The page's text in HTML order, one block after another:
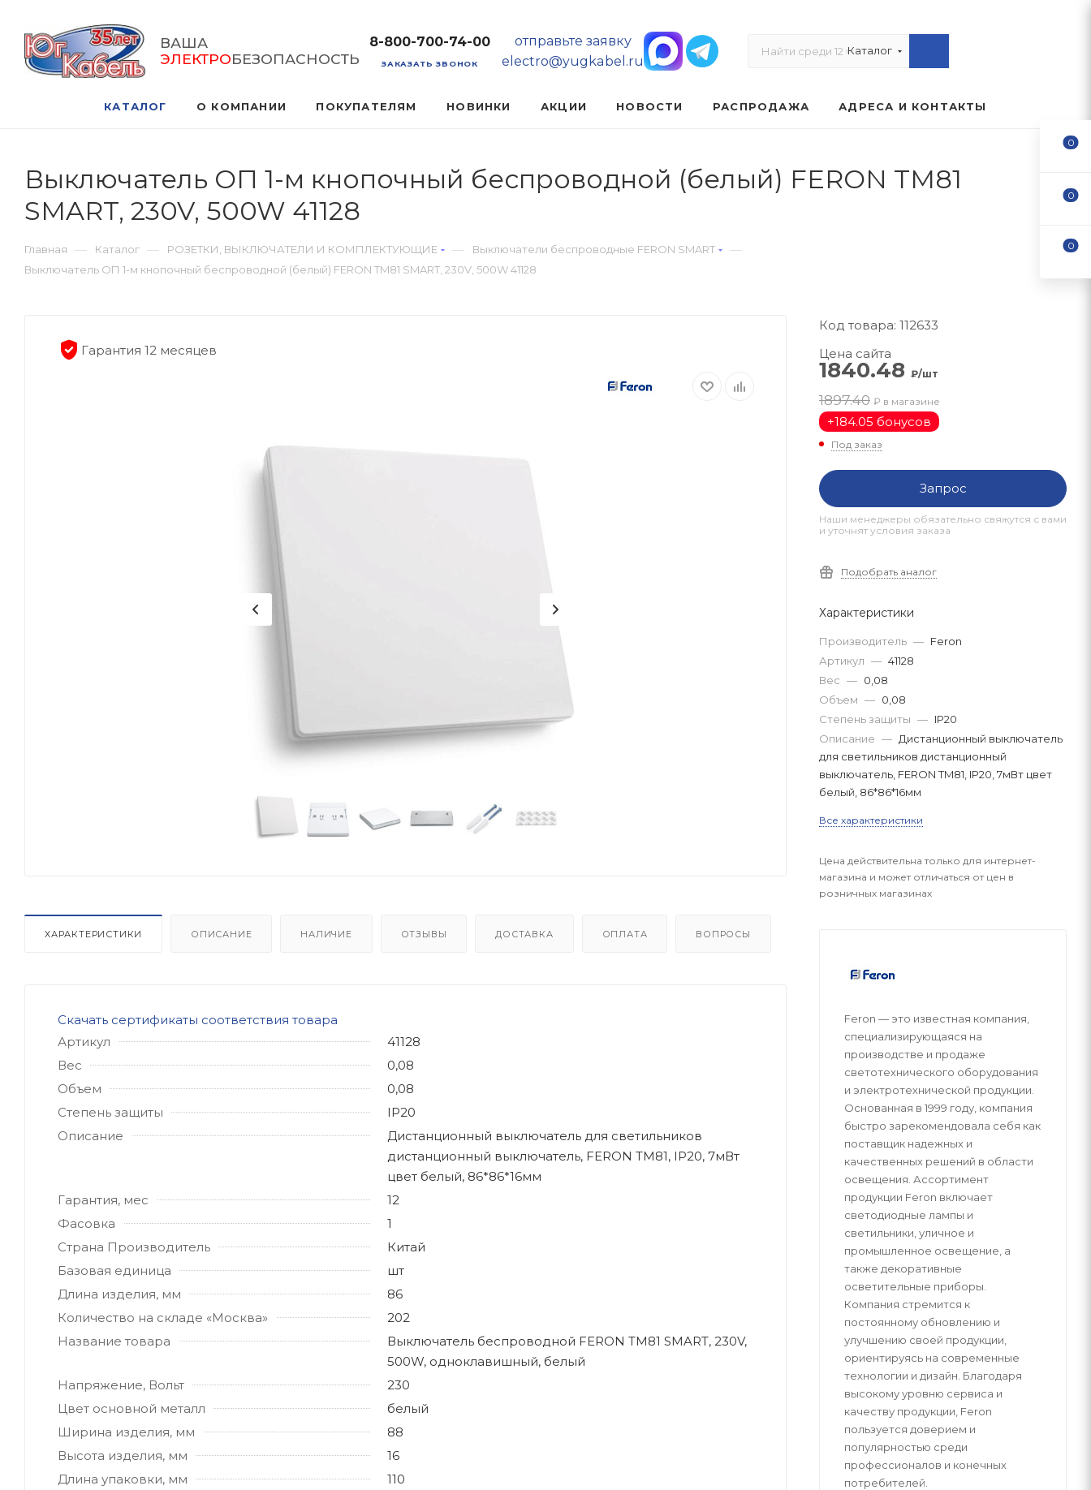
ВАША
ЭЛЕКТРОБЕЗОПАСНОСТЬ
8-800-700-74-00
ЗАКАЗАТЬ ЗВОНОК
отправьте заявку
electro@yugkabel.ru
Каталог
КАТАЛОГ О КОМПАНИИ ПОКУПАТЕЛЯМ НОВИНКИ АКЦИИ НОВОСТИ РАСПРОДАЖА АДРЕСА И КОНТАКТЫ
Выключатель ОП 1-м кнопочный беспроводной (белый) FERON TM81
SMART, 230V, 500W 41128
Главная — Каталог — РОЗЕТКИ, ВЫКЛЮЧАТЕЛИ И КОМПЛЕКТУЮЩИЕ — Выключатели беспроводные FERON SMART —
Выключатель ОП 1-м кнопочный беспроводной (белый) FERON TM81 SMART, 230V, 500W 41128
Гарантия 12 месяцев
ХАРАКТЕРИСТИКИ ОПИСАНИЕ НАЛИЧИЕ ОТЗЫВЫ ДОСТАВКА ОПЛАТА ВОПРОСЫ
Скачать сертификаты соответствия товара
Артикул
41128
Вес
0,08
Объем
0,08
Степень защиты
IP20
Описание
Дистанционный выключатель для светильников
дистанционный выключатель, FERON TM81, IP20, 7мВт
цвет белый, 86*86*16мм
Гарантия, мес
12
Фасовка
1
Страна Производитель
Китай
Базовая единица
шт
Длина изделия, мм
86
Количество на складе «Москва»
202
Название товара
Выключатель беспроводной FERON TM81 SMART, 230V,
500W, одноклавишный, белый
Напряжение, Вольт
230
Цвет основной металл
белый
Ширина изделия, мм
88
Высота изделия, мм
16
Длина упаковки, мм
110
Код товара: 112633
Цена сайта
1840.48 ₽/шт
1897.40 ₽ в магазине
+184.05 бонусов
Под заказ
Запрос
Наши менеджеры обязательно свяжутся с вами
и уточнят условия заказа
Подобрать аналог
Характеристики
Производитель — Feron
Артикул — 41128
Вес — 0,08
Объем — 0,08
Степень защиты — IP20
Описание — Дистанционный выключатель
для светильников дистанционный
выключатель, FERON TM81, IP20, 7мВт цвет
белый, 86*86*16мм
Все характеристики
Цена действительна только для интернет-
магазина и может отличаться от цен в
розничных магазинах
Feron — это известная компания,
специализирующаяся на
производстве и продаже
светотехнического оборудования
и электротехнической продукции.
Основанная в 1999 году, компания
быстро зарекомендовала себя как
поставщик надежных и
качественных решений в области
освещения. Ассортимент
продукции Feron включает
светодиодные лампы и
светильники, уличное и
промышленное освещение, а
также декоративные
осветительные приборы.
Компания стремится к
постоянному обновлению и
улучшению своей продукции,
ориентируясь на современные
технологии и дизайн. Благодаря
высокому уровню сервиса и
качеству продукции, Feron
пользуется доверием и
популярностью среди
профессионалов и конечных
потребителей.
0
0
0